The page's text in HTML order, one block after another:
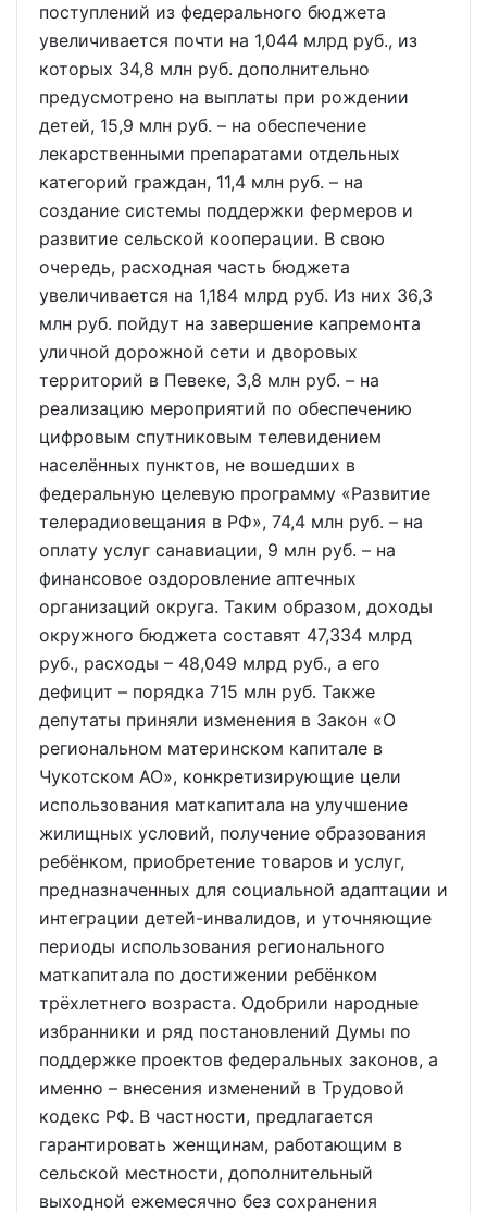
поступлений из федерального бюджета
увеличивается почти на 1,044 млрд руб., из
которых 34,8 млн руб. дополнительно
предусмотрено на выплаты при рождении
детей, 15,9 млн руб. – на обеспечение
лекарственными препаратами отдельных
категорий граждан, 11,4 млн руб. – на
создание системы поддержки фермеров и
развитие сельской кооперации. В свою
очередь, расходная часть бюджета
увеличивается на 1,184 млрд руб. Из них 36,3
млн руб. пойдут на завершение капремонта
уличной дорожной сети и дворовых
территорий в Певеке, 3,8 млн руб. – на
реализацию мероприятий по обеспечению
цифровым спутниковым телевидением
населённых пунктов, не вошедших в
федеральную целевую программу «Развитие
телерадиовещания в РФ», 74,4 млн руб. – на
оплату услуг санавиации, 9 млн руб. – на
финансовое оздоровление аптечных
организаций округа. Таким образом, доходы
окружного бюджета составят 47,334 млрд
руб., расходы – 48,049 млрд руб., а его
дефицит – порядка 715 млн руб. Также
депутаты приняли изменения в Закон «О
региональном материнском капитале в
Чукотском АО», конкретизирующие цели
использования маткапитала на улучшение
жилищных условий, получение образования
ребёнком, приобретение товаров и услуг,
предназначенных для социальной адаптации и
интеграции детей-инвалидов, и уточняющие
периоды использования регионального
маткапитала по достижении ребёнком
трёхлетнего возраста. Одобрили народные
избранники и ряд постановлений Думы по
поддержке проектов федеральных законов, а
именно – внесения изменений в Трудовой
кодекс РФ. В частности, предлагается
гарантировать женщинам, работающим в
сельской местности, дополнительный
выходной ежемесячно без сохранения